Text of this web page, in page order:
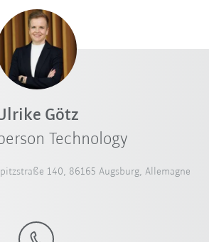
Götz
Technology
140, 86165 Augsburg, Allemagne